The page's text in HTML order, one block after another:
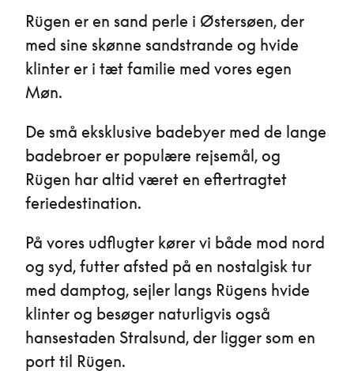
Rügen er en sand perle i Østersøen, der
med sine skønne sandstrande og hvide
klinter er i tæt familie med vores egen
Møn.
De små eksklusive badebyer med de lange
badebroer er populære rejsemål, og
Rügen har altid været en eftertragtet
feriedestination.
På vores udflugter kører vi både mod nord
og syd, futter afsted på en nostalgisk tur
med damptog, sejler langs Rügens hvide
klinter og besøger naturligvis også
hansestaden Stralsund, der ligger som en
port til Rügen.